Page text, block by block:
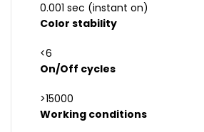
0.001 sec (instant on)
Color stability
<6
On/Off cycles
>15000
Working conditions